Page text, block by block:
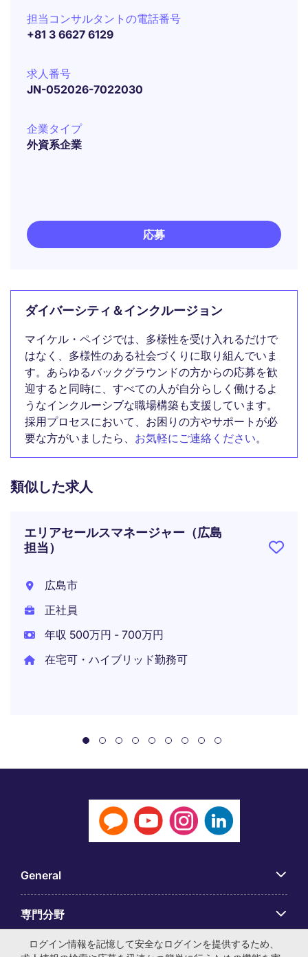
担当コンサルタントの電話番号
+81 3 6627 6129
求人番号
JN-052026-7022030
企業タイプ
外資系企業
応募
ダイバーシティ＆インクルージョン
マイケル・ペイジでは、多様性を受け入れるだけで
はなく、多様性のある社会づくりに取り組んでいま
す。あらゆるバックグラウンドの方からの応募を歓
迎すると同時に、すべての人が自分らしく働けるよ
うなインクルーシブな職場構築も支援しています。
採用プロセスにおいて、お困りの方やサポートが必
要な方がいましたら、 お気軽にご連絡ください。
類似した求人
エリアセールスマネージャー（広島
担当）
広島市
正社員
年収 500万円 - 700万円
在宅可・ハイブリッド勤務可
General
専門分野
アプリ
ログイン情報を記憶して安全なログインを提供するため、